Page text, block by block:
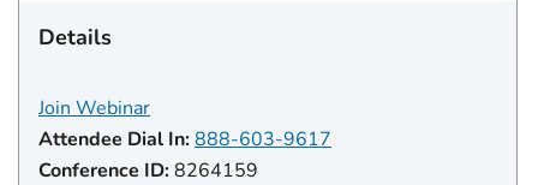
Details
Join Webinar
Attendee Dial In:888-603-9617
Conference ID:8264159